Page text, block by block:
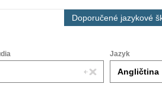
Doporučené jazykové
Jazyk